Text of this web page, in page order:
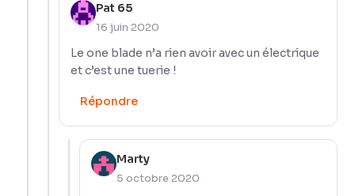
Pat 65
16 juin 2020
Le one blade n’a rien avoir avec un électrique
et c’est une tuerie !
Répondre
Marty
5 octobre 2020